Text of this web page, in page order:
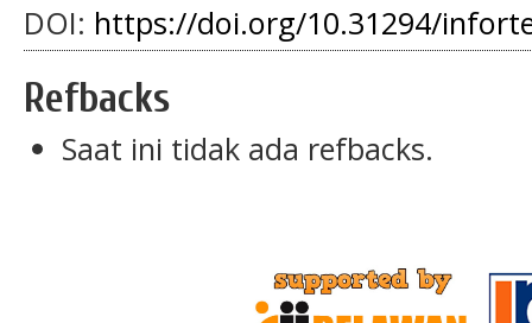
DOI: https://doi.org/10.31294/
Refbacks
Saat ini tidak ada refbacks.